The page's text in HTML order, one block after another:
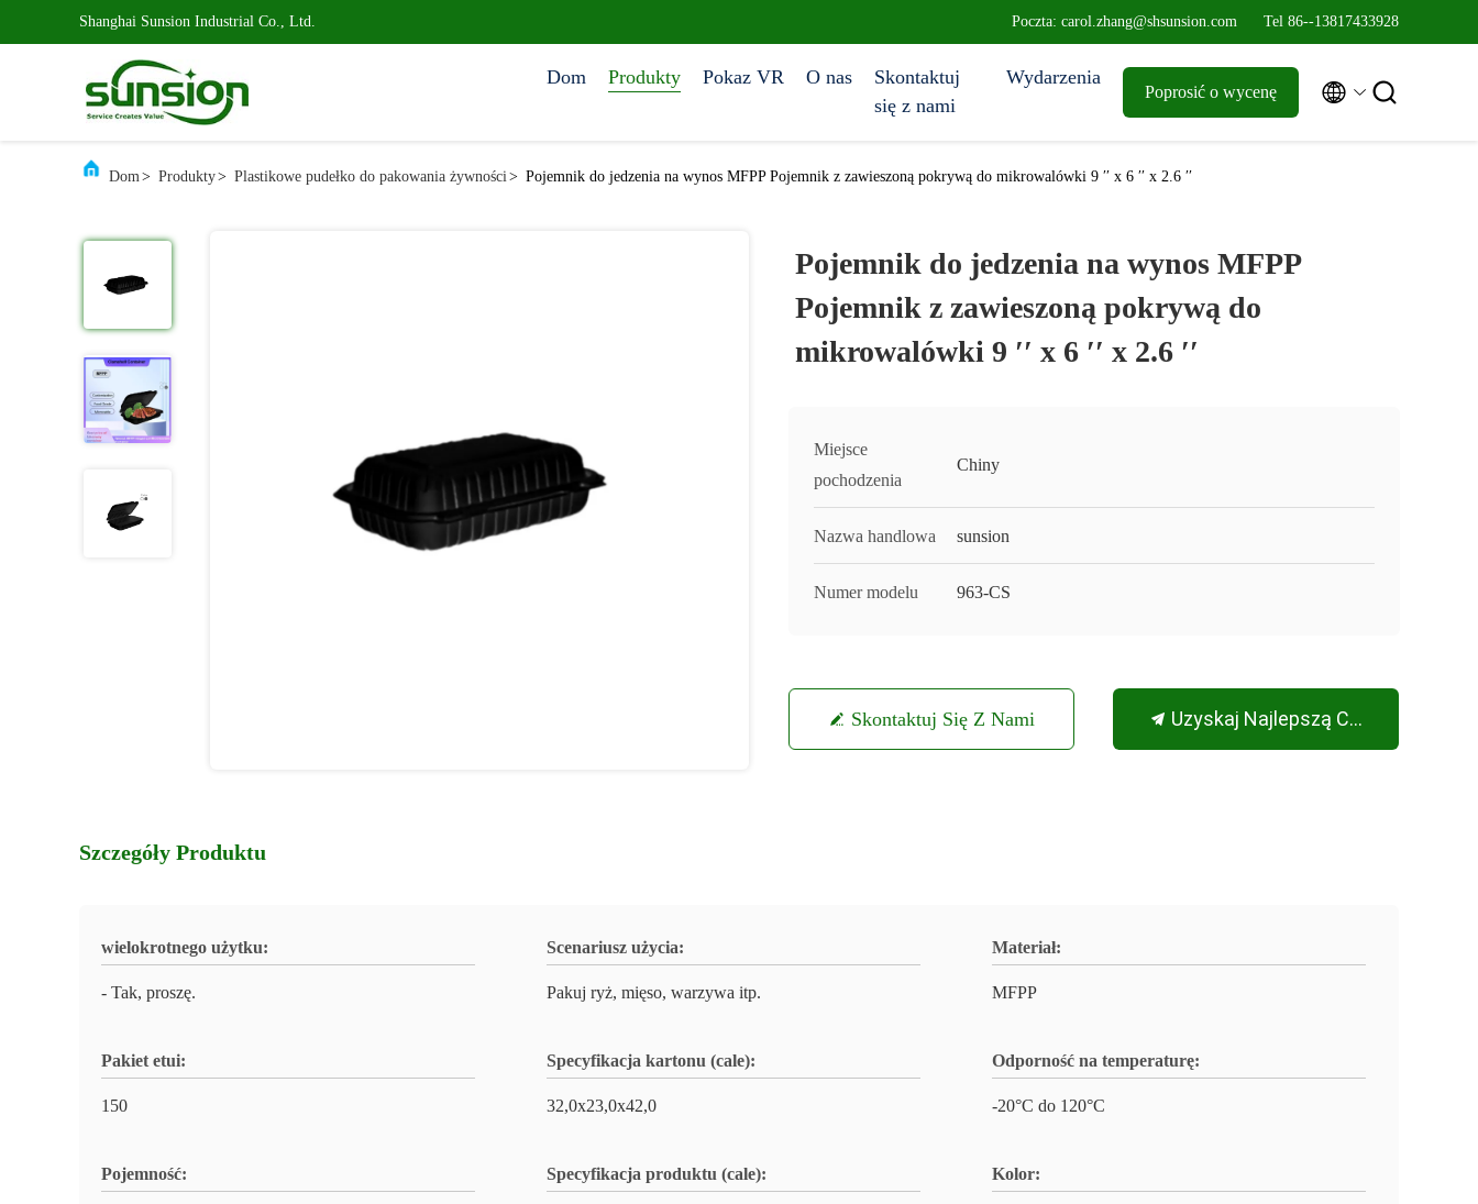
Shanghai Sunsion Industrial Co., Ltd. Poczta: carol.zhang@shsunsion.com Tel 86--13817433928
Dom Produkty Pokaz VR O nas
Skontaktuj
się z nami
Wydarzenia
Poprosić o wycenę  
Dom> Produkty> Plastikowe pudełko do pakowania żywności> Pojemnik do jedzenia na wynos MFPP Pojemnik z zawieszoną pokrywą do mikrowalówki 9 ′′ x 6 ′′ x 2.6 ′′
Pojemnik do jedzenia na wynos MFPP
Pojemnik z zawieszoną pokrywą do
mikrowalówki 9 ′′ x 6 ′′ x 2.6 ′′
Miejsce
pochodzenia
Chiny
Nazwa handlowa sunsion
Numer modelu 963-CS
Skontaktuj Się Z Nami Uzyskaj Najlepszą Cenę
Szczegóły Produktu
wielokrotnego użytku:
- Tak, proszę.
Scenariusz użycia:
Pakuj ryż, mięso, warzywa itp.
Materiał:
MFPP
Pakiet etui:
150
Specyfikacja kartonu (cale):
32,0x23,0x42,0
Odporność na temperaturę:
-20°C do 120°C
Pojemność: Specyfikacja produktu (cale): Kolor: